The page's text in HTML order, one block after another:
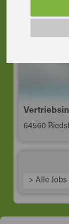
64584
64560
> Alle Jobs